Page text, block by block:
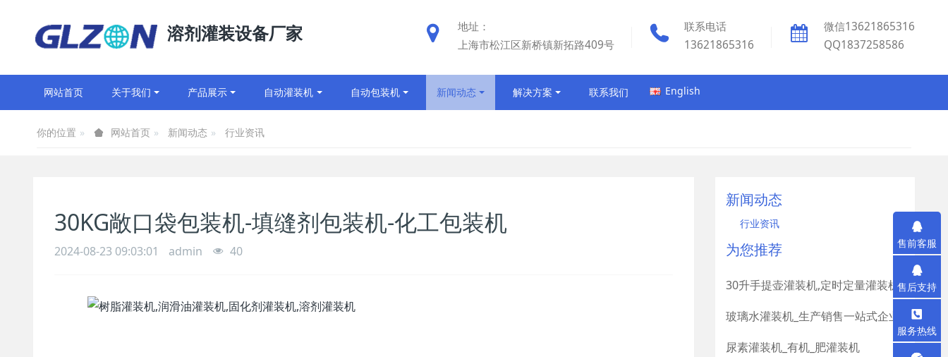
地址：
上海市松江区新桥镇新拓路409号
联系电话
13621865316
微信13621865316
QQ1837258586
溶剂灌装设备厂家
网站首页 关于我们 产品展示 自动灌装机 自动包装机 新闻动态 解决方案 联系我们 English
你的位置 网站首页 新闻动态 行业资讯
30KG敞口袋包装机-填缝剂包装机-化工包装机
2024-08-23 09:03:01 admin 40
新闻动态
行业资讯
为您推荐
30升手提壶灌装机,定时定量灌装机
玻璃水灌装机_生产销售一站式企业
尿素灌装机_有机_肥灌装机
售前客服
售后支持
服务热线